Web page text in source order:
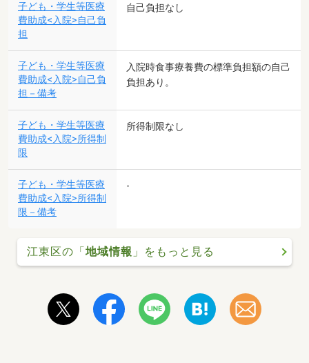
子ども・学生等医療
費助成<入院>自己負
担
自己負担なし
子ども・学生等医療
費助成<入院>自己負
担－備考
入院時食事療養費の標準負担額の自己
負担あり。
子ども・学生等医療
費助成<入院>所得制
限
所得制限なし
子ども・学生等医療
費助成<入院>所得制
限－備考
-
江東区の「地域情報 」をもっと見る